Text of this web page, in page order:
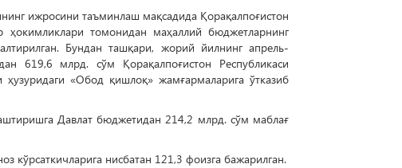
ижросини таъминлаш мақсадида Қорақалпоғистон
ҳокимликлари томонидан маҳаллий бюджетларнинг
Бундан ташқари, жорий йилнинг апрель-
619,6 млрд. сўм Қорақалпоғистон Республикаси
«Обод қишлоқ» жамғармаларига ўтказиб
Давлат бюджетидан 214,2 млрд. сўм маблағ
кўрсаткичларига нисбатан 121,3 фоизга бажарилган.